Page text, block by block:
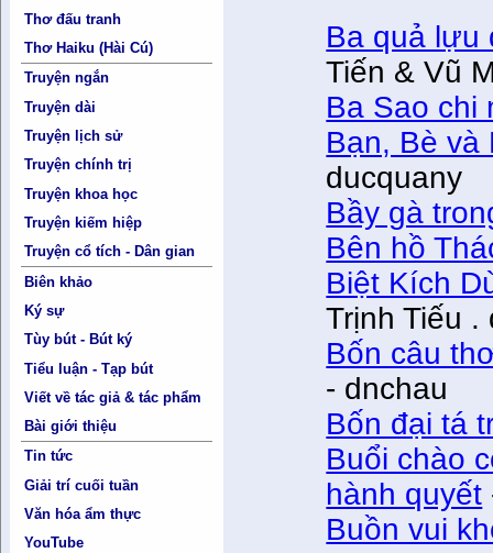
Thơ đấu tranh
Thơ Haiku (Hài Cú)
Truyện ngắn
Truyện dài
Truyện lịch sử
Truyện chính trị
Truyện khoa học
Truyện kiếm hiệp
Truyện cổ tích - Dân gian
Biên khảo
Ký sự
Tùy bút - Bút ký
Tiểu luận - Tạp bút
Viết về tác giả & tác phẩm
Bài giới thiệu
Tin tức
Giải trí cuối tuần
Văn hóa ẩm thực
YouTube
Ba quả lựu
Tiến & Vũ
Ba Sao chi
Bạn, Bè
ducquany
Bầy gà
Bên hồ
Biệt Kích
Trịnh Tiếu .
Bốn câu
- dnchau
Bốn đại tá
Buổi chào
hành quyết
Buồn vui